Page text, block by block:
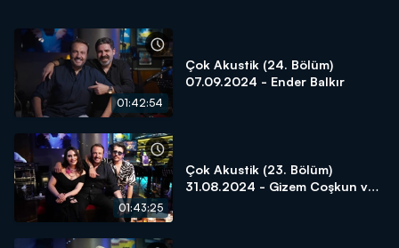
01:42:54
Çok Akustik (24. Bölüm)
07.09.2024 - Ender Balkır
01:43:25
Çok Akustik (23. Bölüm)
31.08.2024 - Gizem Coşkun ve